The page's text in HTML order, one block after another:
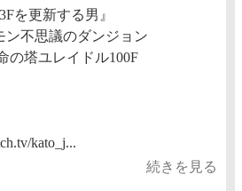
を更新する男』
不思議のダンジョン
の塔ユレイドル100F
kato_j...
続きを見る